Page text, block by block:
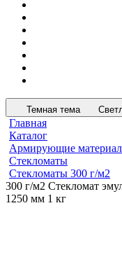
Темная тема
Главная
Каталог
Армирующие
Стекломаты
Стекломаты 300 г/м2
300 г/м2 Стекломат
1250 мм 1 кг